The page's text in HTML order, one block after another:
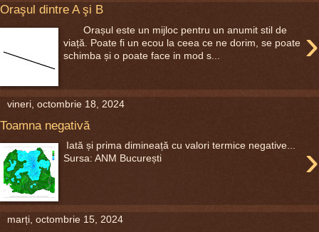
Oraşul dintre A şi B
›
Orașul este un mijloc pentru un anumit stil de
viață. Poate fi un ecou la ceea ce ne dorim, se poate
schimba și o poate face in mod s...
vineri, octombrie 18, 2024
Toamna negativă
›
Iată și prima dimineață cu valori termice negative...
Sursa: ANM București
marți, octombrie 15, 2024